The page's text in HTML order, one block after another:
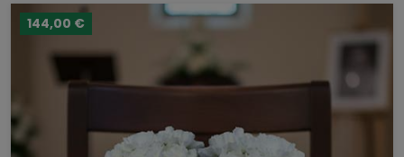
144,00 €